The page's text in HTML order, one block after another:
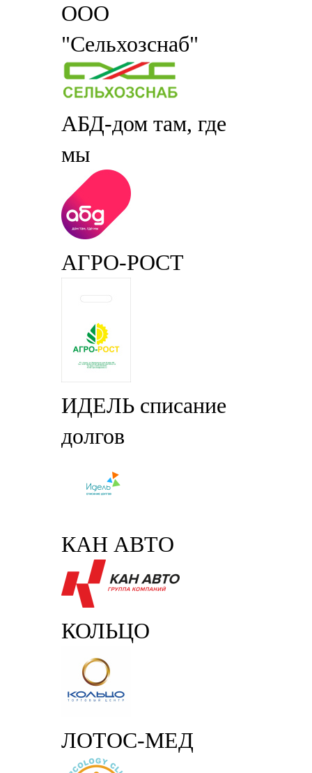
ООО
"Сельхозснаб"
АБД-дом там, где
мы
АГРО-РОСТ
ИДЕЛЬ списание
долгов
КАН АВТО
КОЛЬЦО
ЛОТОС-МЕД